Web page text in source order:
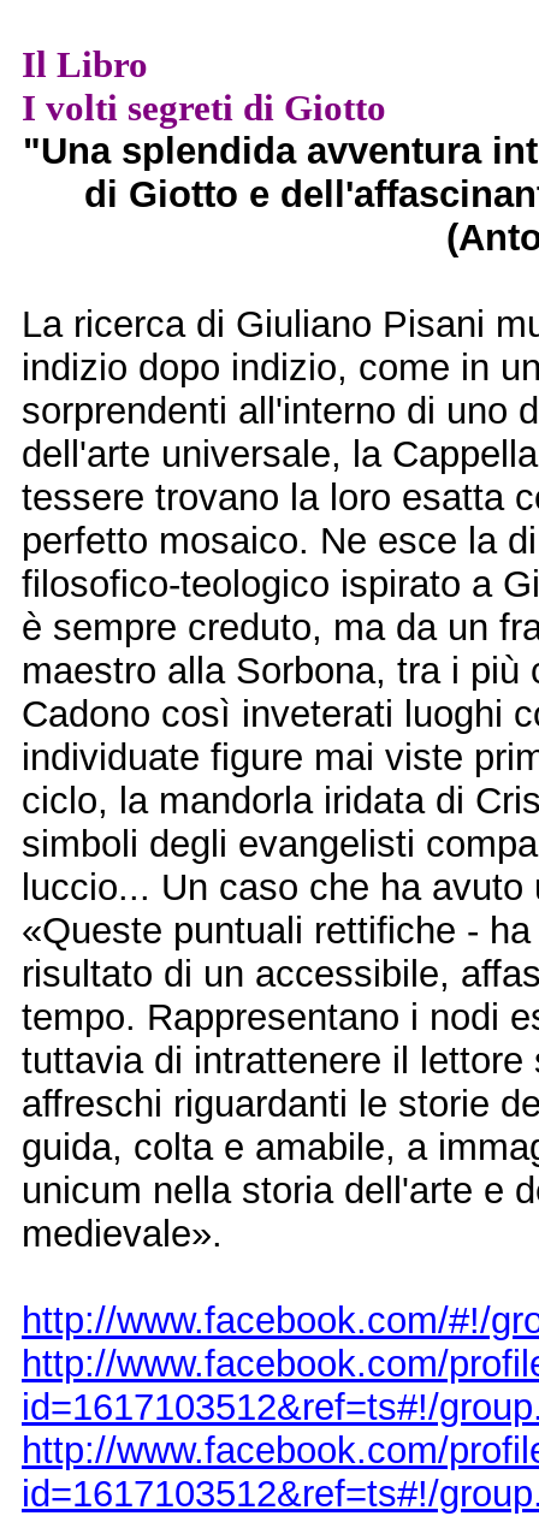
Il Libro
I volti segreti di Giotto
"Una splendida avventura
di Giotto e
La ricerca di Giuliano Pisani
indizio dopo indizio, come in
sorprendenti all'interno di uno
dell'arte universale, la
tessere trovano la loro esatta
perfetto mosaico. Ne esce la
filosofico-teologico ispirato a
è sempre creduto, ma da un
maestro alla Sorbona, tra i
Cadono così inveterati luoghi
individuate figure mai viste
ciclo, la mandorla iridata di
simboli degli evangelisti
luccio... Un caso che ha
«Queste puntuali rettifiche -
risultato di un accessibile,
tempo. Rappresentano i nodi
tuttavia di intrattenere il
affreschi riguardanti le storie
guida, colta e amabile, a
unicum nella storia dell'arte e
medievale».
http://www.facebook.com/#!/
http://www.facebook.com/
id=1617103512&ref=ts#!/
http://www.facebook.com/
id=1617103512&ref=ts#!/